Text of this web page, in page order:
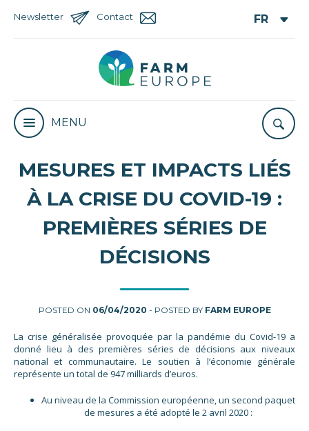
Newsletter Contact
MENU
MESURES ET IMPACTS LIÉS
À LA CRISE DU COVID-19 :
PREMIÈRES SÉRIES DE
DÉCISIONS
POSTED ON 06/04/2020 - POSTED BY FARM EUROPE
La crise généralisée provoquée par la pandémie du Covid-19 a
donné lieu à des premières séries de décisions aux niveaux
national et communautaire. Le soutien à l’économie générale
représente un total de 947 milliards d’euros.
Au niveau de la Commission européenne, un second paquet
de mesures a été adopté le 2 avril 2020 :